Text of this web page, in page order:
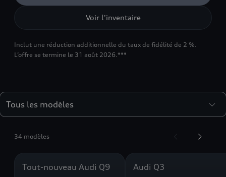
Voir l'inventaire
Inclut une réduction additionnelle du taux de fidélité de 2 %.
L’offre se termine le 31 août 2026.***
34 modèles
Tout-nouveau Audi Q9 Audi Q3